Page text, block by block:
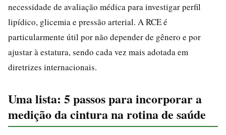
necessidade de avaliação médica para investigar perfil
lipídico, glicemia e pressão arterial. A RCE é
particularmente útil por não depender de gênero e por
ajustar à estatura, sendo cada vez mais adotada em
diretrizes internacionais.
Uma lista: 5 passos para incorporar a
medição da cintura na rotina de saúde